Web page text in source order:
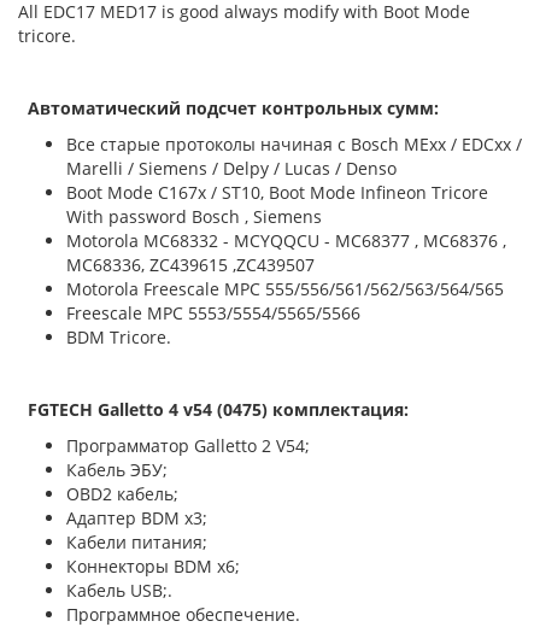
All EDC17 MED17 is good always modify with Boot Mode
tricore.
Автоматический подсчет контрольных сумм:
Все старые протоколы начиная с Bosch MExx / EDCxx /
Marelli / Siemens / Delpy / Lucas / Denso
Boot Mode C167x / ST10, Boot Mode Infineon Tricore
With password Bosch , Siemens
Motorola MC68332 - MCYQQCU - MC68377 , MC68376 ,
MC68336, ZC439615 ,ZC439507
Motorola Freescale MPC 555/556/561/562/563/564/565
Freescale MPC 5553/5554/5565/5566
BDM Tricore.
FGTECH Galletto 4 v54 (0475) комплектация:
Программатор Galletto 2 V54;
Кабель ЭБУ;
OBD2 кабель;
Адаптер BDM х3;
Кабели питания;
Коннекторы BDM x6;
Кабель USB;.
Программное обеспечение.